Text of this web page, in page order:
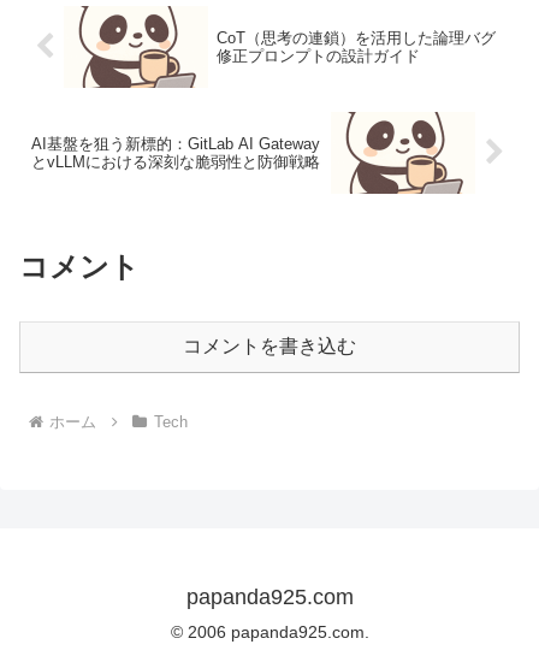
CoT（思考の連鎖）を活用した論理バグ
修正プロンプトの設計ガイド
AI基盤を狙う新標的：GitLab AI Gateway
とvLLMにおける深刻な脆弱性と防御戦略
コメント
コメントを書き込む
ホーム Tech
papanda925.com
© 2006 papanda925.com.